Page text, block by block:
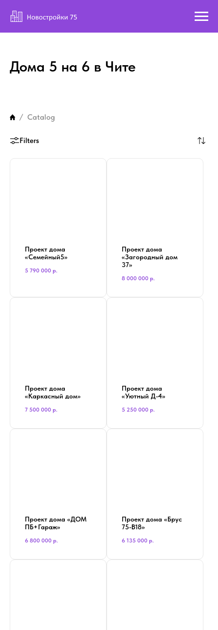
Дома 5 на 6 в Чите
Catalog
Filters
Проект дома
«Семейный5»
5 790 000 р.
Проект дома
«Загородный дом
37»
8 000 000 р.
Проект дома
«Каркасный дом»
7 500 000 р.
Проект дома
«Уютный Д-4»
5 250 000 р.
Проект дома «ДОМ
ПБ+Гараж»
6 800 000 р.
Проект дома «Брус
75-В18»
6 135 000 р.